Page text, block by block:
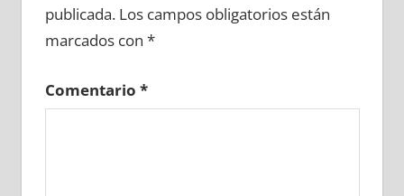
publicada. Los campos obligatorios están
marcados con *
Comentario *